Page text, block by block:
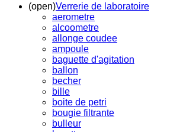
(open)Verrerie de laboratoire
aerometre
alcoometre
allonge coudee
ampoule
baguette d'agitation
ballon
becher
bille
boite de petri
bougie filtrante
bulleur